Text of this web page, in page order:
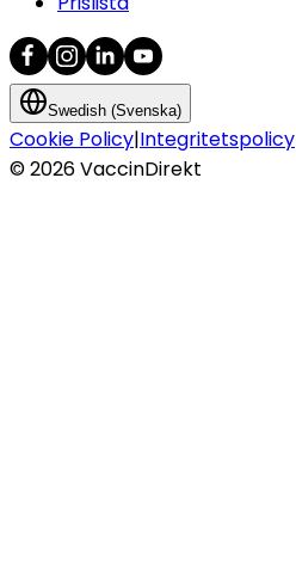
Swedish (Svenska)
Cookie Policy|Integritetspolicy
©2026VaccinDirekt